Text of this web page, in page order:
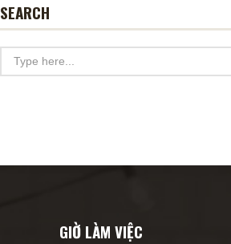
SEARCH
GIỜ LÀM VIỆC